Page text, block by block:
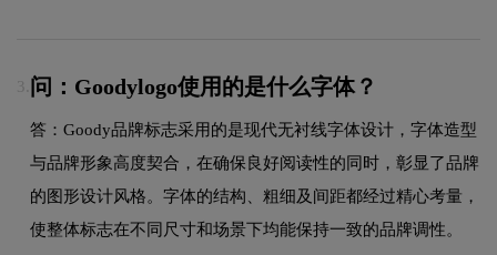
3. 问：Goodylogo使用的是什么字体？
答：Goody品牌标志采用的是现代无衬线字体设计，字体造型
与品牌形象高度契合，在确保良好阅读性的同时，彰显了品牌
的图形设计风格。字体的结构、粗细及间距都经过精心考量，
使整体标志在不同尺寸和场景下均能保持一致的品牌调性。